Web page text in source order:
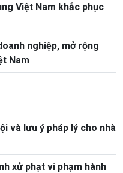
Việt Nam khắc phục
nghiệp, mở rộng
Nam
và lưu ý pháp lý cho nhà
xử phạt vi phạm hành